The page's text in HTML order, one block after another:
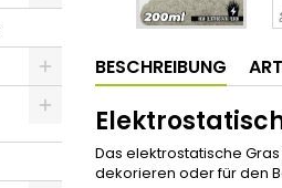
BESCHREIBUNG
Das elektrostatische
dekorieren oder für den